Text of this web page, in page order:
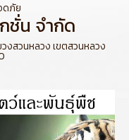
ดภัย
ชั่น จำกัด
งสวนหลวง เขตสวนหลวง